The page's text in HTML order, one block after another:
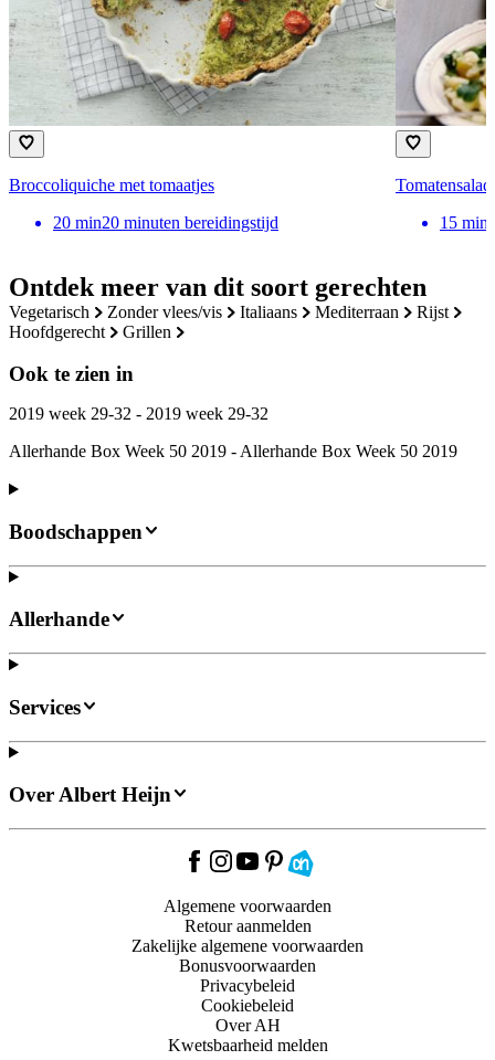
Ontdek meer van dit soort gerechten
vegetarisch zonder vlees/vis italiaans mediterraan
rijst
hoofdgerecht
grillen
Ook te zien in
2019 week 29-32 - 2019 week 29-32
Allerhande Box Week 50 2019 - Allerhande Box Week 50 2019
Broccoliquiche met tomaatjes
20 min20 minuten bereidingstijd
15 min
Boodschappen
Allerhande
Services
Over Albert Heijn
Algemene voorwaarden
Retour aanmelden
Zakelijke algemene voorwaarden
Bonusvoorwaarden
Privacybeleid
Cookiebeleid
Over AH
Kwetsbaarheid melden